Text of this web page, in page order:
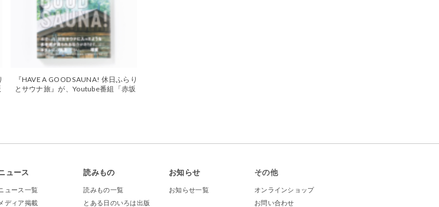
『HAVE A GOOD SAUNA! 休日ふらり
とサウナ旅』が、Youtube番組「赤坂
ュース
ュース一覧
メディア掲載
読みもの
読みもの一覧
とある日のいろは出版
お知らせ
お知らせ一覧
その他
オンラインショップ
お問い合わせ